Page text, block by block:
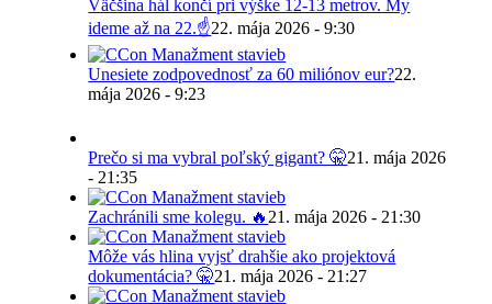
Väčšina hál končí pri výške 12-13 metrov. My
ideme až na 22.☝️22. mája 2026 - 9:30
Unesiete zodpovednosť za 60 miliónov eur?22.
mája 2026 - 9:23
Prečo si ma vybral poľský gigant? 🤫21. mája 2026
- 21:35
Zachránili sme kolegu. 🔥 21. mája 2026 - 21:30
Môže vás hlina vyjsť drahšie ako projektová
dokumentácia? 🤫21. mája 2026 - 21:27